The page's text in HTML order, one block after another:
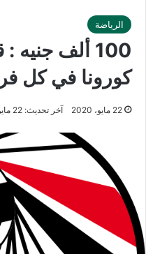
الرياضة
100 ألف
كورونا في كل
22 مايو، 2020 آخر تحديث: 22 مايو، 2020